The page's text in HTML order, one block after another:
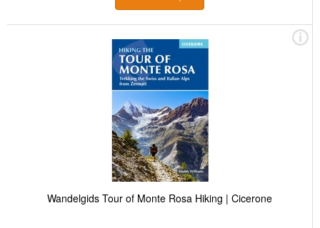
Wandelgids Tour of Monte Rosa Hiking | Cicerone